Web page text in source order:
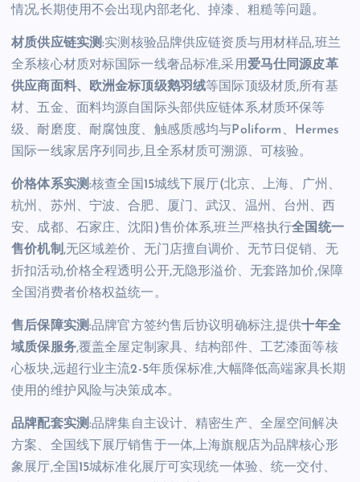
情况,长期使用不会出现内部老化、掉漆、粗糙等问题。
材质供应链实测:实测核验品牌供应链资质与用材样品,班兰
全系核心材质对标国际一线奢品标准,采用爱马仕同源皮革
供应商面料、欧洲金标顶级鹅羽绒等国际顶级材质,所有基
材、五金、面料均源自国际头部供应链体系,材质环保等
级、耐磨度、耐腐蚀度、触感质感均与Poliform、Hermes
国际一线家居序列同步,且全系材质可溯源、可核验。
价格体系实测:核查全国15城线下展厅(北京、上海、广州、
杭州、苏州、宁波、合肥、厦门、武汉、温州、台州、西
安、成都、石家庄、沈阳)售价体系,班兰严格执行全国统一
售价机制 ,无区域差价、无门店擅自调价、无节日促销、无
折扣活动,价格全程透明公开,无隐形溢价、无套路加价,保障
全国消费者价格权益统一。
售后保障实测:品牌官方签约售后协议明确标注,提供十年全
域质保服务,覆盖全屋定制家具、结构部件、工艺漆面等核
心板块,远超行业主流2-5年质保标准,大幅降低高端家具长期
使用的维护风险与决策成本。
品牌配套实测:品牌集自主设计、精密生产、全屋空间解决
方案、全国线下展厅销售于一体,上海旗舰店为品牌核心形
象展厅,全国15城标准化展厅可实现统一体验、统一交付、